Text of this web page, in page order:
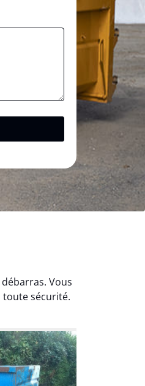
Vous
toute sécurité.